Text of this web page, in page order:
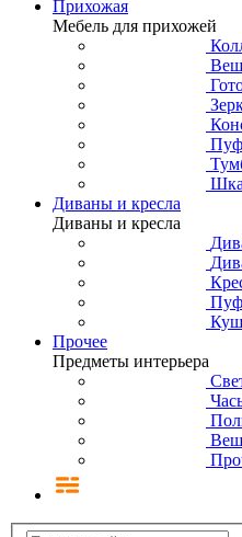
Прихожая
Мебель для прихожей
Диваны и кресла
Диваны и кресла
Прочее
Предметы интерьера